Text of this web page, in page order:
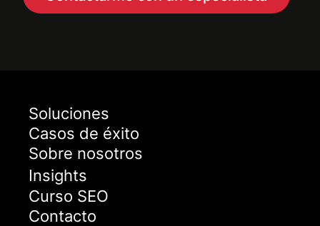
Soluciones
Casos de éxito
Sobre nosotros
Insights
Curso SEO
Contacto